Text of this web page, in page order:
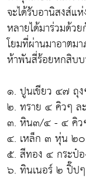
จะได้รับอานิสงส์แ
หลายได้มาร่วมด้ว
โยมที่ผ่านมาอาต
ห้าพันสี่ร้อยหกสิบบ
๑. ปูนเขียว ๔๗ ถุ
๒. ทราย ๔ คิวๆ
๓. หิน๓/๔ - ๔ คิ
๔. เหล็ก ๓ หุ่น ๒
๕. สีทอง ๔ กระ
๖. ทินเนอร์ ๒ ปิ๊